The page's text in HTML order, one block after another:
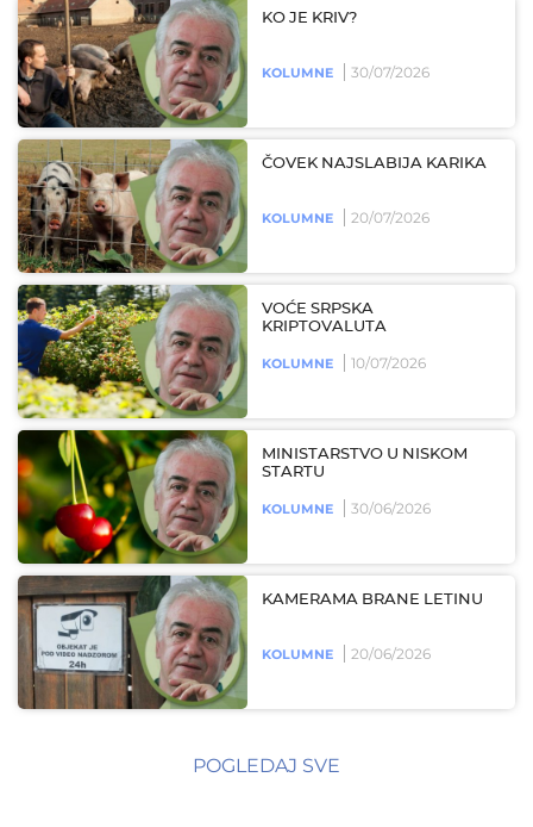
KO JE KRIV?
KOLUMNE 30/07/2026
ČOVEK NAJSLABIJA KARIKA
KOLUMNE 20/07/2026
VOĆE SRPSKA
KRIPTOVALUTA
KOLUMNE 10/07/2026
MINISTARSTVO U NISKOM
STARTU
KOLUMNE 30/06/2026
KAMERAMA BRANE LETINU
KOLUMNE 20/06/2026
POGLEDAJ SVE